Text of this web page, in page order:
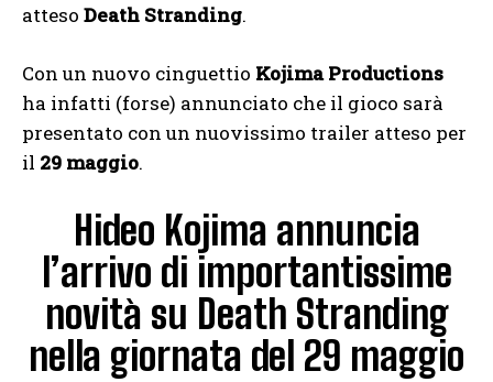
atteso Death Stranding.
Con un nuovo cinguettio Kojima Productions
ha infatti (forse) annunciato che il gioco sarà
presentato con un nuovissimo trailer atteso per
il 29 maggio.
Hideo Kojima annuncia
l’arrivo di importantissime
novità su Death Stranding
nella giornata del 29 maggio